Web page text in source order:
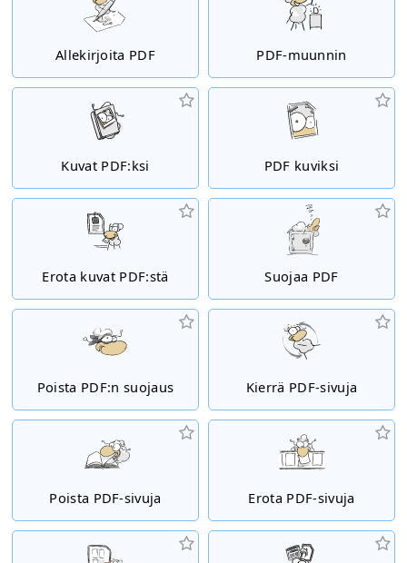
Allekirjoita PDF PDF-muunnin
Kuvat PDF:ksi PDF kuviksi
Erota kuvat PDF:stä Suojaa PDF
Poista PDF:n suojaus Kierrä PDF-sivuja
Poista PDF-sivuja Erota PDF-sivuja